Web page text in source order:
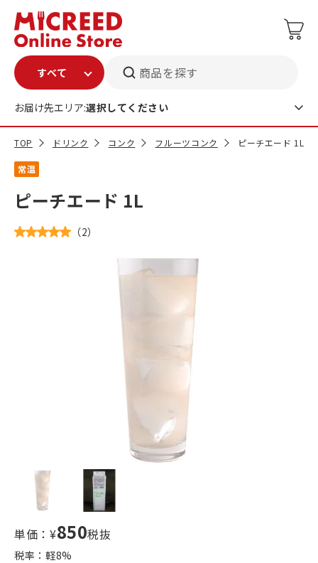
商品を探す
お届け先エリア:選択してください
TOP ドリンク コンク フルーツコンク ピーチエード 1L
常温
ピーチエード 1L
（2）
単価：¥850税抜
税率：軽8%